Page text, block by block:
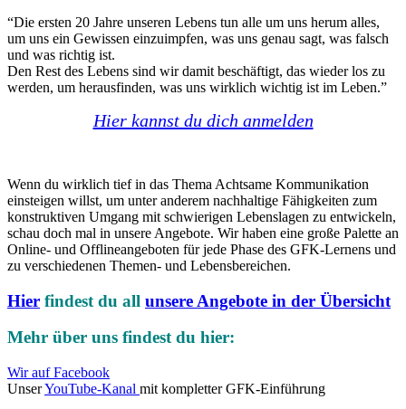
“Die ersten 20 Jahre unseren Lebens tun alle um uns herum alles,
um uns ein Gewissen einzuimpfen, was uns genau sagt, was falsch
und was richtig ist.
Den Rest des Lebens sind wir damit beschäftigt, das wieder los zu
werden, um herausfinden, was uns wirklich wichtig ist im Leben.”
Hier kannst du dich anmelden
Wenn du wirklich tief in das Thema Achtsame Kommunikation
einsteigen willst, um unter anderem nachhaltige Fähigkeiten zum
konstruktiven Umgang mit schwierigen Lebenslagen zu entwickeln,
schau doch mal in unsere Angebote. Wir haben eine große Palette an
Online- und Offlineangeboten für jede Phase des GFK-Lernens und
zu verschiedenen Themen- und Lebensbereichen.
Hier findest du all unsere Angebote in der Übersicht
Mehr über uns findest du hier:
Wir auf Facebook
UnserYouTube-Kanal mit kompletter GFK-Einführung